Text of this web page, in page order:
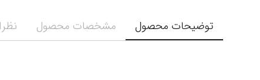
توضیحات محصول مشخصات محصول